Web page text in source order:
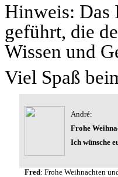
Hinweis: Das
geführt, die
Wissen und
Viel Spaß
André:
Frohe
Ich wünsche
Fred: Frohe Weihnachten